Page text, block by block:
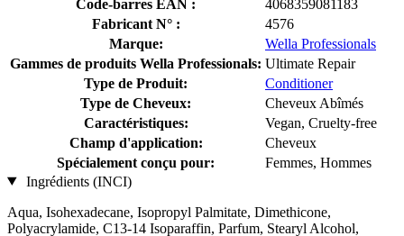
Code-barres EAN :
4068359081183
Fabricant N° :
4576
Marque:
Wella Professionals
Gammes de produits Wella Professionals: Ultimate Repair
Type de Produit:
Conditioner
Type de Cheveux:
Cheveux Abîmés
Caractéristiques:
Vegan, Cruelty-free
Champ d'application:
Cheveux
Spécialement conçu pour:
Femmes, Hommes
Ingrédients (INCI)
Aqua, Isohexadecane, Isopropyl Palmitate, Dimethicone,
Polyacrylamide, C13-14 Isoparaffin, Parfum, Stearyl Alcohol,